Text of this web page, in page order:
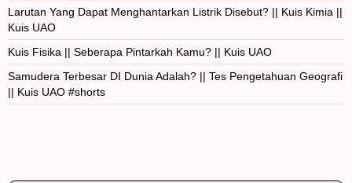
Larutan Yang Dapat Menghantarkan Listrik Disebut? || Kuis Kimia ||
Kuis UAO
Kuis Fisika || Seberapa Pintarkah Kamu? || Kuis UAO
Samudera Terbesar DI Dunia Adalah? || Tes Pengetahuan Geografi
|| Kuis UAO #shorts